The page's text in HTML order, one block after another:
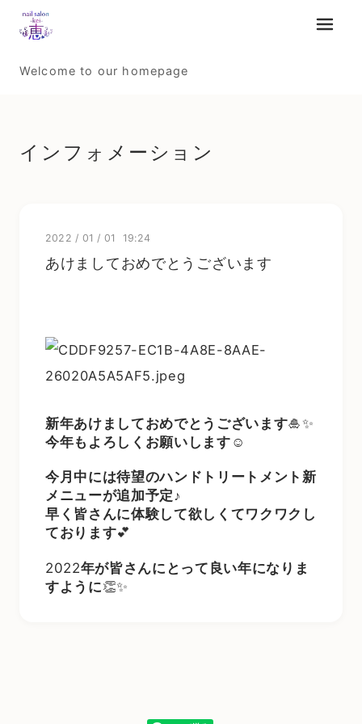
Welcome to our homepage
メニュ
インフォメーション
2022 / 01 / 01 19:24
あけましておめでとうございます
新年あけましておめでとうございます🎍✨
今年もよろしくお願いします ☺️
今月中には待望のハンドトリートメント新
メニューが追加予定♪
早く皆さんに体験して欲しくてワクワクし
ております💕
2022年が皆さんにとって良い年になりま
すように👏✨